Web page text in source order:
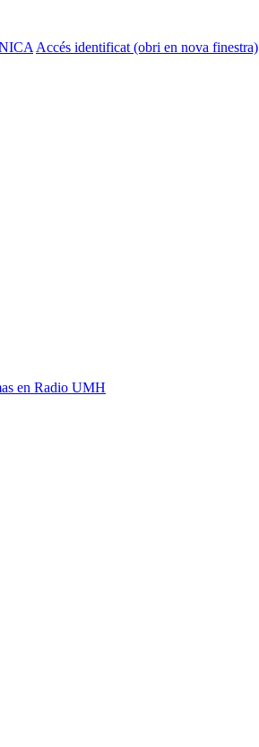
Accés identificat (obri en nova finestra)
en Radio UMH